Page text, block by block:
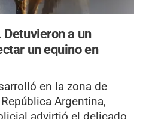
Detuvieron a un
un equino en
en la zona de
Argentina,
advirtió el delicado